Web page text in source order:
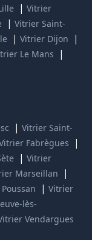
| Vitrier
| Vitrier Saint-
| Vitrier Dijon |
Le Mans |
| Vitrier Saint-
Fabrègues |
| Vitrier
Marseillan |
| Vitrier
lès-
Vendargues